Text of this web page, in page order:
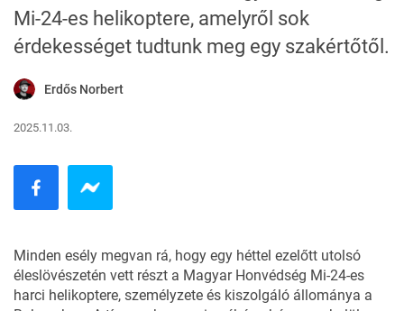
Mi-24-es helikoptere, amelyről sok
érdekességet tudtunk meg egy szakértőtől.
Erdős Norbert
2025.11.03.
Minden esély megvan rá, hogy egy héttel ezelőtt utolsó
éleslövészetén vett részt a Magyar Honvédség Mi-24-es
harci helikoptere, személyzete és kiszolgáló állománya a